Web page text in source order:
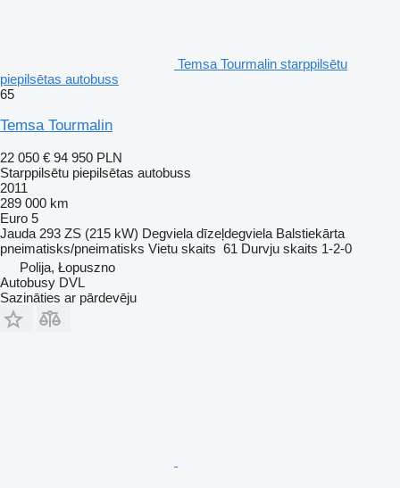
Temsa Tourmalin starppilsētu
piepilsētas autobuss
65
Temsa Tourmalin
22 050 € 94 950 PLN
Starppilsētu piepilsētas autobuss
2011
289 000 km
Euro 5
Jauda 293 ZS (215 kW) Degviela dīzeļdegviela Balstiekārta
pneimatisks/pneimatisks Vietu skaits 61 Durvju skaits 1-2-0
Polija, Łopuszno
Autobusy DVL
Sazināties ar pārdevēju